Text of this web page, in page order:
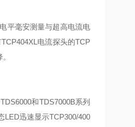
平毫安测量与超高电流电
电流探头的TCP
和TDS7000B系列
LED迅速显示TCP300/400